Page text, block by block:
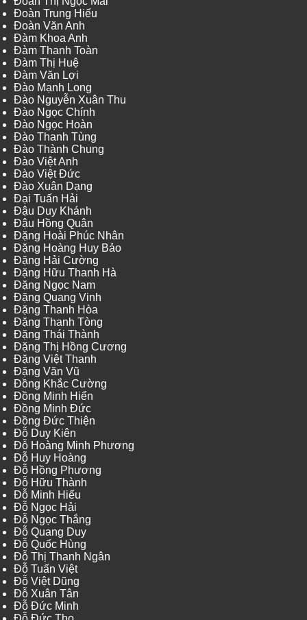
Đoàn Trung Hiếu
Đoàn Văn Anh
Đàm Khoa Anh
Đàm Thanh Toàn
Đàm Thị Huệ
Đàm Văn Lợi
Đào Mạnh Long
Đào Nguyễn Xuân Thu
Đào Ngọc Chính
Đào Ngọc Hoàn
Đào Thanh Tùng
Đào Thành Chung
Đào Việt Anh
Đào Việt Đức
Đào Xuân Dạng
Đại Tuấn Hải
Đậu Duy Khánh
Đậu Hồng Quân
Đặng Hoài Phúc Nhân
Đặng Hoàng Huy Bảo
Đặng Hải Cường
Đặng Hữu Thanh Hà
Đặng Ngọc Nam
Đặng Quang Vinh
Đặng Thanh Hòa
Đặng Thanh Tòng
Đặng Thái Thành
Đặng Thị Hồng Cương
Đặng Việt Thanh
Đặng Văn Vũ
Đồng Khắc Cường
Đồng Minh Hiển
Đồng Minh Đức
Đồng Đức Thiện
Đỗ Duy Kiên
Đỗ Hoàng Minh Phương
Đỗ Huy Hoàng
Đỗ Hồng Phương
Đỗ Hữu Thành
Đỗ Minh Hiếu
Đỗ Ngọc Hải
Đỗ Ngọc Thắng
Đỗ Quang Duy
Đỗ Quốc Hùng
Đỗ Thị Thanh Ngân
Đỗ Tuấn Việt
Đỗ Việt Dũng
Đỗ Xuân Tân
Đỗ Đức Minh